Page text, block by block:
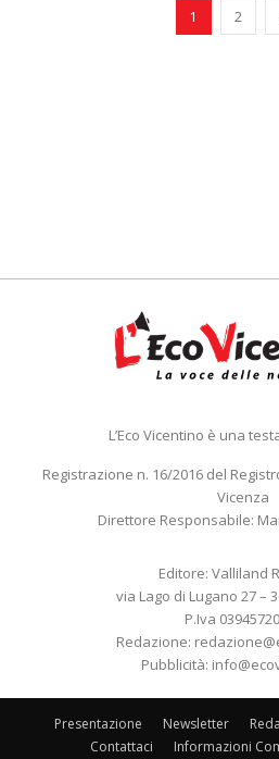
1 2
L’Eco Vicentino è una
Registrazione n. 16/2016 del
Vicenza
Direttore Responsabile:
Editore: Valliland
via Lago di Lugano 27 –
P.Iva
Redazione:
Pubblicità:
Presentazione Newsletter
Contattaci
Informazioni